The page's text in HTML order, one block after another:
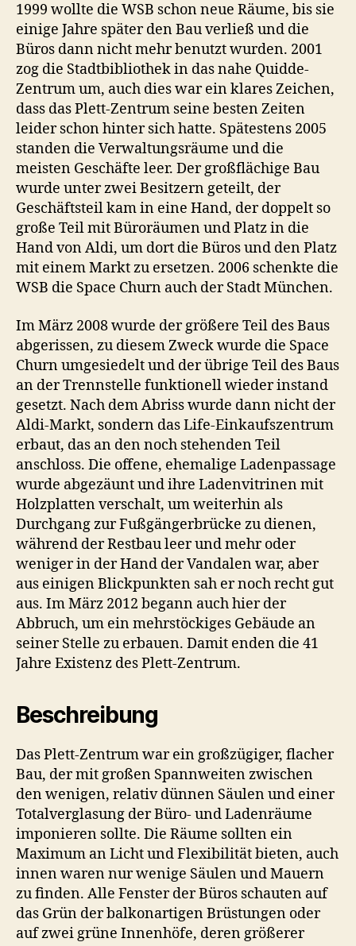
1999 wollte die WSB schon neue Räume, bis sie
einige Jahre später den Bau verließ und die
Büros dann nicht mehr benutzt wurden. 2001
zog die Stadtbibliothek in das nahe Quidde-
Zentrum um, auch dies war ein klares Zeichen,
dass das Plett-Zentrum seine besten Zeiten
leider schon hinter sich hatte. Spätestens 2005
standen die Verwaltungsräume und die
meisten Geschäfte leer. Der großflächige Bau
wurde unter zwei Besitzern geteilt, der
Geschäftsteil kam in eine Hand, der doppelt so
große Teil mit Büroräumen und Platz in die
Hand von Aldi, um dort die Büros und den Platz
mit einem Markt zu ersetzen. 2006 schenkte die
WSB die Space Churn auch der Stadt München.
Im März 2008 wurde der größere Teil des Baus
abgerissen, zu diesem Zweck wurde die Space
Churn umgesiedelt und der übrige Teil des Baus
an der Trennstelle funktionell wieder instand
gesetzt. Nach dem Abriss wurde dann nicht der
Aldi-Markt, sondern das Life-Einkaufszentrum
erbaut, das an den noch stehenden Teil
anschloss. Die offene, ehemalige Ladenpassage
wurde abgezäunt und ihre Ladenvitrinen mit
Holzplatten verschalt, um weiterhin als
Durchgang zur Fußgängerbrücke zu dienen,
während der Restbau leer und mehr oder
weniger in der Hand der Vandalen war, aber
aus einigen Blickpunkten sah er noch recht gut
aus. Im März 2012 begann auch hier der
Abbruch, um ein mehrstöckiges Gebäude an
seiner Stelle zu erbauen. Damit enden die 41
Jahre Existenz des Plett-Zentrum.
Beschreibung
Das Plett-Zentrum war ein großzügiger, flacher
Bau, der mit großen Spannweiten zwischen
den wenigen, relativ dünnen Säulen und einer
Totalverglasung der Büro- und Ladenräume
imponieren sollte. Die Räume sollten ein
Maximum an Licht und Flexibilität bieten, auch
innen waren nur wenige Säulen und Mauern
zu finden. Alle Fenster der Büros schauten auf
das Grün der balkonartigen Brüstungen oder
auf zwei grüne Innenhöfe, deren größerer